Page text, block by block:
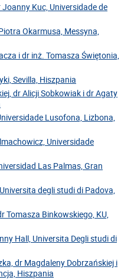
Kuc, Universidade de
Okarmusa, Messyna,
i dr inż. Tomasza Świętonia,
Sevilla, Hiszpania
dr Alicji Sobkowiak i dr Agaty
Lusofona, Lizbona,
Universidade
Las Palmas, Gran
degli studi di Padova,
Tomasza Binkowskiego, KU,
Hall, Universita Degli studi di
dr Magdaleny Dobrzańskiej i
Hiszpania